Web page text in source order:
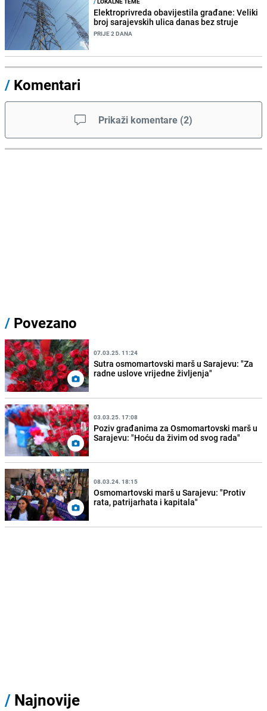
Elektroprivreda obavijestila građane: Veliki
broj sarajevskih ulica danas bez struje
PRIJE 2 DANA
/ Komentari
Prikaži komentare (2)
/ Povezano
07.03.25. 11:24
Sutra osmomartovski marš u Sarajevu: "Za
radne uslove vrijedne življenja"
03.03.25. 17:08
Poziv građanima za Osmomartovski marš u
Sarajevu: "Hoću da živim od svog rada"
08.03.24. 18:15
Osmomartovski marš u Sarajevu: "Protiv
rata, patrijarhata i kapitala"
/ Najnovije